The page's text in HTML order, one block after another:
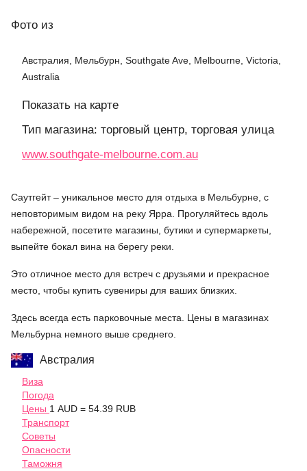
Фото из
Австралия, Мельбурн, Southgate Ave, Melbourne, Victoria,
Australia
Показать на карте
Тип магазина: торговый центр, торговая улица
www.southgate-melbourne.com.au
Саутгейт – уникальное место для отдыха в Мельбурне, с
неповторимым видом на реку Ярра. Прогуляйтесь вдоль
набережной, посетите магазины, бутики и супермаркеты,
выпейте бокал вина на берегу реки.
Это отличное место для встреч с друзьями и прекрасное
место, чтобы купить сувениры для ваших близких.
Здесь всегда есть парковочные места. Цены в магазинах
Мельбурна немного выше среднего.
Австралия
Виза
Погода
Цены 1 AUD = 54.39 RUB
Транспорт
Советы
Опасности
Таможня